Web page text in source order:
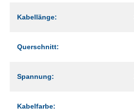
Kabellänge:
Querschnitt:
Spannung:
Kabelfarbe: